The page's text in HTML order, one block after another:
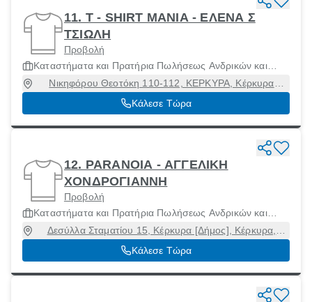
11. T - SHIRT MANIA - ΕΛΕΝΑ Σ
ΤΣΙΩΛΗ
Προβολή
Καταστήματα και Πρατήρια Πωλήσεως Ανδρικών και
Γυναίκειων Ενδυμάτων και Αξεσουάρ
Νικηφόρου Θεοτόκη 110-112, ΚΕΡΚΥΡΑ, Κέρκυρα
[Δήμος], Κέρκυρα, 49100
Κάλεσε Τώρα
12. PARANOIA - ΑΓΓΕΛΙΚΗ
ΧΟΝΔΡΟΓΙΑΝΝΗ
Προβολή
Καταστήματα και Πρατήρια Πωλήσεως Ανδρικών και
Γυναίκειων Ενδυμάτων και Αξεσουάρ
Δεσύλλα Σταματίου 15, Κέρκυρα [Δήμος], Κέρκυρα,
49100
Κάλεσε Τώρα